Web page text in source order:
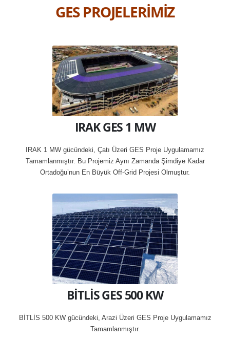
GES PROJELERİMİZ
IRAK GES 1 MW
IRAK 1 MW gücündeki, Çatı Üzeri GES Proje Uygulamamız
Tamamlanmıştır. Bu Projemiz Aynı Zamanda Şimdiye Kadar
Ortadoğu’nun En Büyük Off-Grid Projesi Olmuştur.
BİTLİS GES 500 KW
BİTLİS 500 KW gücündeki, Arazi Üzeri GES Proje Uygulamamız
Tamamlanmıştır.